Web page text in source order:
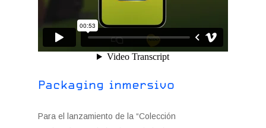
Packaging inmersivo
Para el lanzamiento de la “Colección